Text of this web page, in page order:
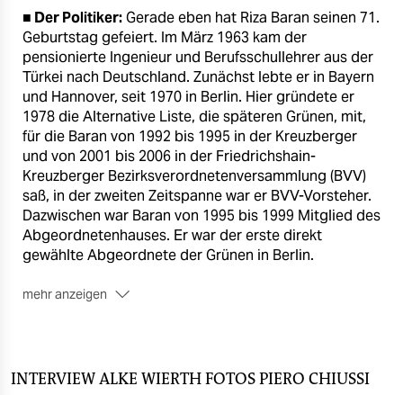
unterstützen
abo
genossenschaft
epaper login
■ Der Politiker:Gerade eben hat Riza Baran seinen 71.
Geburtstag gefeiert. Im März 1963 kam der
pensionierte Ingenieur und Berufsschullehrer aus der
Türkei nach Deutschland. Zunächst lebte er in Bayern
und Hannover, seit 1970 in Berlin. Hier gründete er
1978 die Alternative Liste, die späteren Grünen, mit,
für die Baran von 1992 bis 1995 in der Kreuzberger
und von 2001 bis 2006 in der Friedrichshain-
Kreuzberger Bezirksverordnetenversammlung (BVV)
saß, in der zweiten Zeitspanne war er BVV-Vorsteher.
Dazwischen war Baran von 1995 bis 1999 Mitglied des
Abgeordnetenhauses. Er war der erste direkt
gewählte Abgeordnete der Grünen in Berlin.
mehr anzeigen
Ehrenvorsitzender er ist. Als Lehrer engagierte er sich
INTERVIEWALKE WIERTHFOTOSPIERO CHIUSSI